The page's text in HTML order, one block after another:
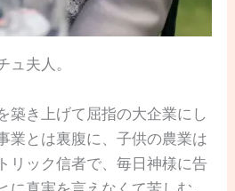
ュ夫人。
築き上げて屈指の大企業にし
業とは裏腹に、子供の農業は
リック信者で、毎日神様に告